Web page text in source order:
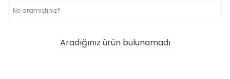
Aradığınız ürün bulunamadı